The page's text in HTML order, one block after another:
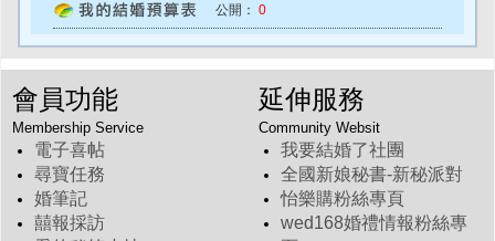
公開： 0
會員功能
Membership Service
電子喜帖
尋寶任務
婚筆記
囍報採訪
延伸服務
Community Websit
我要結婚了社團
全國新娘秘書-新秘派對
怡樂購粉絲專頁
wed168婚禮情報粉絲專